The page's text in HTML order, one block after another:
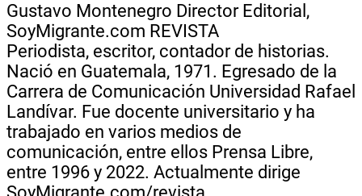
Gustavo Montenegro Director Editorial,
SoyMigrante.com REVISTA
Periodista, escritor, contador de historias.
Nació en Guatemala, 1971. Egresado de la
Carrera de Comunicación Universidad Rafael
Landívar. Fue docente universitario y ha
trabajado en varios medios de
comunicación, entre ellos Prensa Libre,
entre 1996 y 2022. Actualmente dirige